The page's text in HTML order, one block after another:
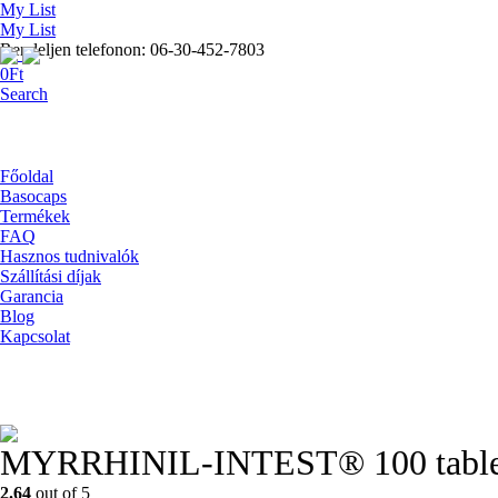
My List
My List
Rendeljen telefonon: 06-30-452-7803
0Ft
Search
Főoldal
Basocaps
Termékek
FAQ
Hasznos tudnivalók
Szállítási díjak
Garancia
Blog
Kapcsolat
MYRRHINIL-INTEST® 100
2.64 out of 5